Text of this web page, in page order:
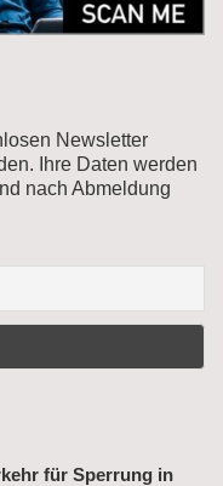
Newsletter
Ihre Daten werden
nach Abmeldung
für Sperrung in